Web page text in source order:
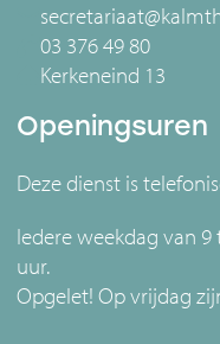
03 376 49 80
Kerkeneind 13
Openingsuren
Deze dienst is
Iedere weekdag van
uur.
Opgelet! Op vrijdag